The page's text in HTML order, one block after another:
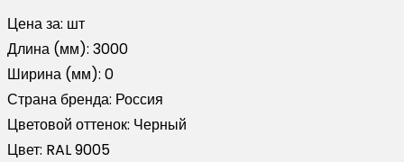
Цена за: шт
Длина (мм): 3000
Ширина (мм): 0
Страна бренда: Россия
Цветовой оттенок: Черный
Цвет: RAL 9005